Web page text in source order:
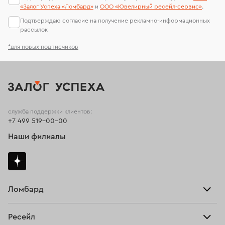
*для новых подписчиков
«Залог Успеха «Ломбард» и ООО «Ювелирный ресейл-сервиc».
Подтверждаю согласие на получение рекламно-информационных
рассылок
Ломбард
Ресейл
служба поддержки клиентов:
+7 499 519-00-00
Наши филиалы